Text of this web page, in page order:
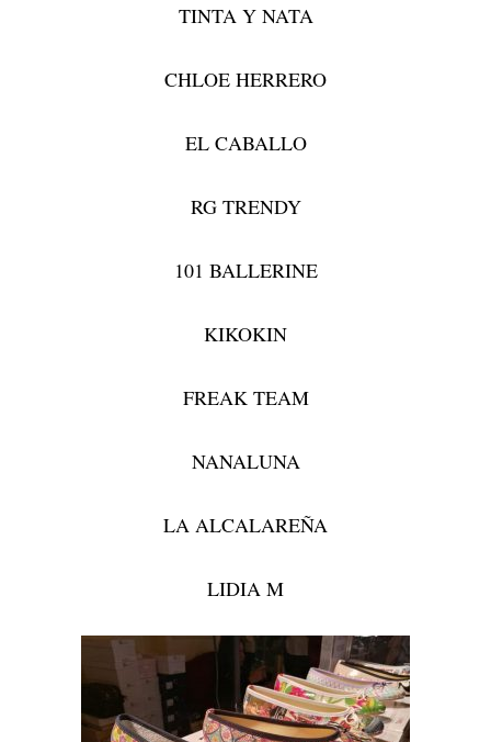
TINTA Y NATA
CHLOE HERRERO
EL CABALLO
RG TRENDY
101 BALLERINE
KIKOKIN
FREAK TEAM
NANALUNA
LA ALCALAREÑA
LIDIA M